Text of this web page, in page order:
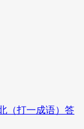
（打一成语）答